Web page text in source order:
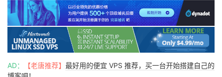
AD： 【老唐推荐】 最好用的便宜 VPS 推荐，买一台开始搭建自己的